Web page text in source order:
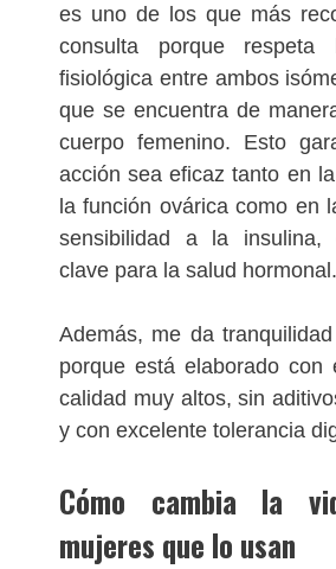
es uno de los que más
consulta porque respeta
fisiológica entre ambos
que se encuentra de
cuerpo femenino. Esto
acción sea eficaz tanto en
la función ovárica como en
sensibilidad a la insulina,
clave para la salud hormonal.
Además, me da
porque está elaborado con
calidad muy altos, sin
y con excelente tolerancia
Cómo cambia la
mujeres que lo usan